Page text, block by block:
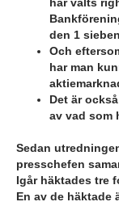
har valts
den 1
Och
har man
Det är
av vad som
Sedan
presschefen
Igår häktades tre
En av de häktade